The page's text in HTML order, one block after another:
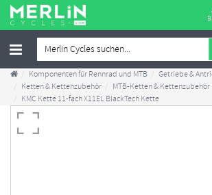
Komponenten für Rennrad und MTB
Getriebe &
Ketten & Kettenzubehör
MTB-Ketten & Kettenzubehör
KMC Kette 11-fach X11EL BlackTech Kette